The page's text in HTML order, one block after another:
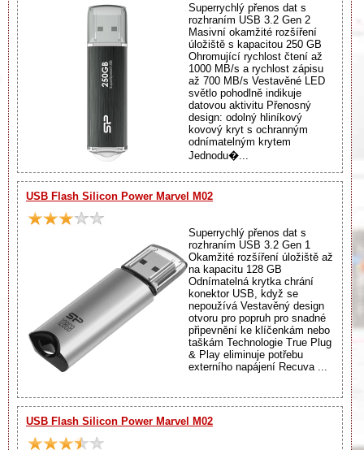
Superrychlý přenos dat s
rozhraním USB 3.2 Gen 2
Masivní okamžité rozšíření
úložiště s kapacitou 250 GB
Ohromující rychlost čtení až
1000 MB/s a rychlost zápisu
až 700 MB/s Vestavěné LED
světlo pohodlně indikuje
datovou aktivitu Přenosný
design: odolný hliníkový
kovový kryt s ochranným
odnímatelným krytem
Jednodu�...
USB Flash Silicon Power Marvel M02
Superrychlý přenos dat s
rozhraním USB 3.2 Gen 1
Okamžité rozšíření úložiště až
na kapacitu 128 GB
Odnímatelná krytka chrání
konektor USB, když se
nepoužívá Vestavěný design
otvoru pro popruh pro snadné
připevnění ke klíčenkám nebo
taškám Technologie True Plug
& Play eliminuje potřebu
externího napájení Recuva ...
USB Flash Silicon Power Marvel M02